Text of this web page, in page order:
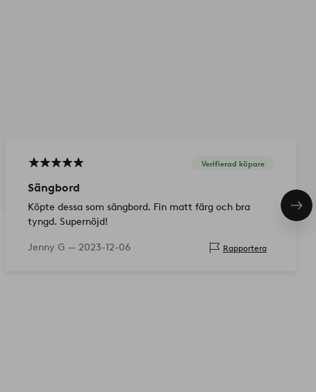
Verifierad köpare
Sängbord
Köpte dessa som sängbord. Fin matt färg och bra
tyngd. Supernöjd!
Jenny G — 2023-12-06 Rapportera